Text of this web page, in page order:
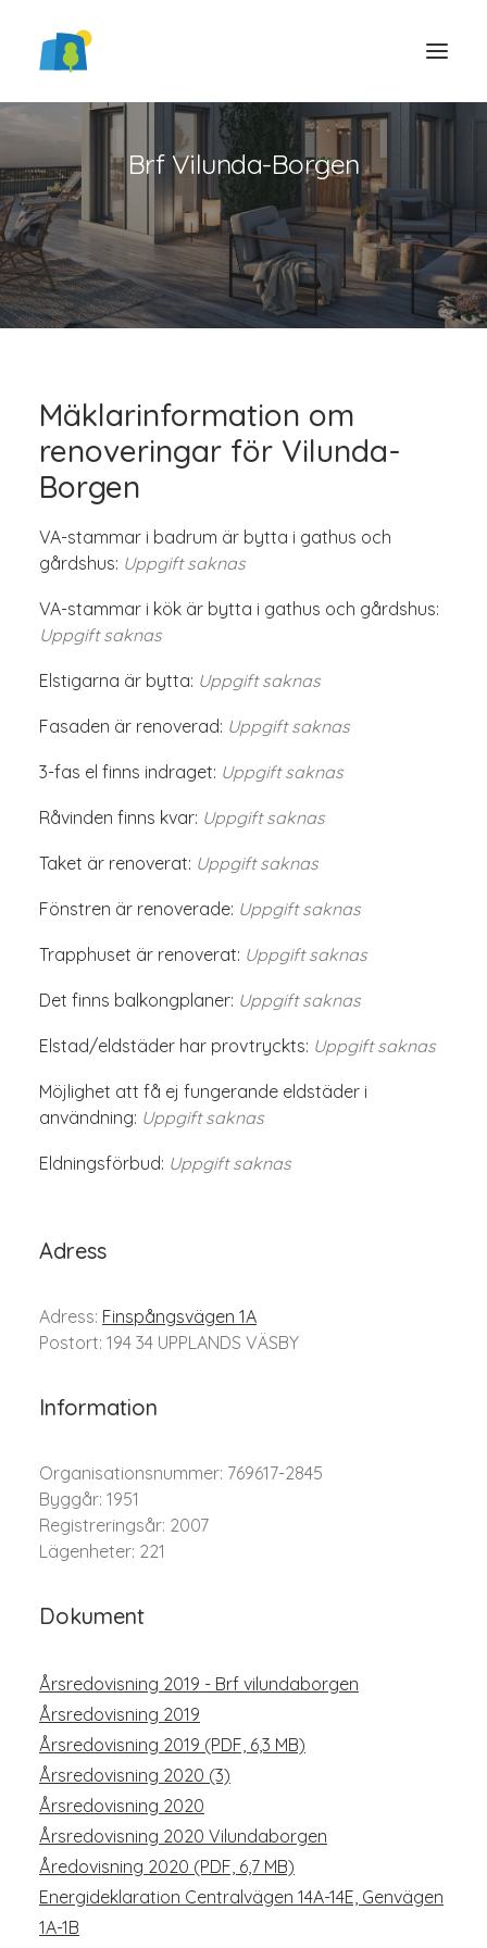
Brf Vilunda-Borgen
Mäklarinformation om
renoveringar för Vilunda-
Borgen
VA-stammar i badrum är bytta i gathus och
gårdshus: Uppgift saknas
VA-stammar i kök är bytta i gathus och gårdshus:
Uppgift saknas
Elstigarna är bytta: Uppgift saknas
Fasaden är renoverad: Uppgift saknas
3-fas el finns indraget: Uppgift saknas
Råvinden finns kvar: Uppgift saknas
Taket är renoverat: Uppgift saknas
Fönstren är renoverade: Uppgift saknas
Trapphuset är renoverat: Uppgift saknas
Det finns balkongplaner: Uppgift saknas
Elstad/eldstäder har provtryckts: Uppgift saknas
Möjlighet att få ej fungerande eldstäder i
användning: Uppgift saknas
Eldningsförbud: Uppgift saknas
Adress
Adress: Finspångsvägen 1A
Postort: 194 34 UPPLANDS VÄSBY
Information
Organisationsnummer: 769617-2845
Byggår: 1951
Registreringsår: 2007
Lägenheter: 221
Dokument
Årsredovisning 2019 - Brf vilundaborgen
Årsredovisning 2019
Årsredovisning 2019 (PDF, 6,3 MB)
Årsredovisning 2020 (3)
Årsredovisning 2020
Årsredovisning 2020 Vilundaborgen
Åredovisning 2020 (PDF, 6,7 MB)
Energideklaration Centralvägen 14A-14E, Genvägen
1A-1B